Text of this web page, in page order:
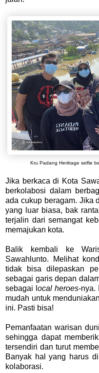
Kru Padang Herittage selfie
Jika berkaca di Kota
berkolabosi dalam
ada cukup beragam. Jika
yang luar biasa, bak
terjalin dari semangat
memajukan kota.
Balik kembali ke
Sawahlunto. Melihat
tidak bisa dilepaskan
sebagai garis depan
sebagai l ocal heroes-nya.
mudah untuk
ini. Pasti bisa!
Pemanfaatan warisan
sehingga dapat
tersendiri dan turut
Banyak hal yang harus
kolaborasi.